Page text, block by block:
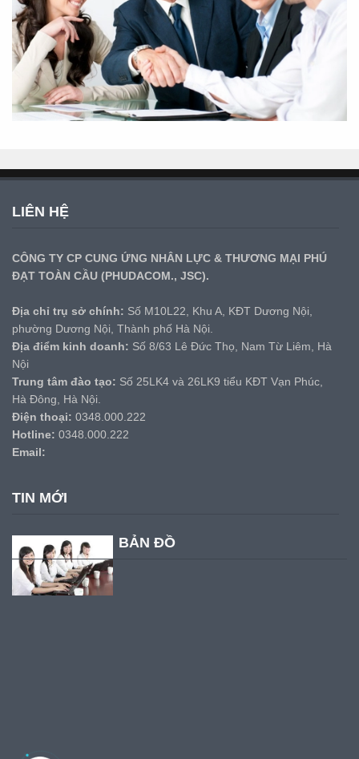
LIÊN HỆ
CÔNG TY CP CUNG ỨNG NHÂN LỰC & THƯƠNG MẠI PHÚ
ĐẠT TOÀN CẦU (PHUDACOM., JSC).
Địa chỉ trụ sở chính: Số M10L22, Khu A, KĐT Dương Nội,
phường Dương Nội, Thành phố Hà Nội.
Địa điểm kinh doanh: Số 8/63 Lê Đức Thọ, Nam Từ Liêm, Hà
Nội
Trung tâm đào tạo: Số 25LK4 và 26LK9 tiểu KĐT Vạn Phúc,
Hà Đông, Hà Nội.
Điện thoại: 0348.000.222
Hotline: 0348.000.222
Email:
TIN MỚI
BẢN ĐỒ